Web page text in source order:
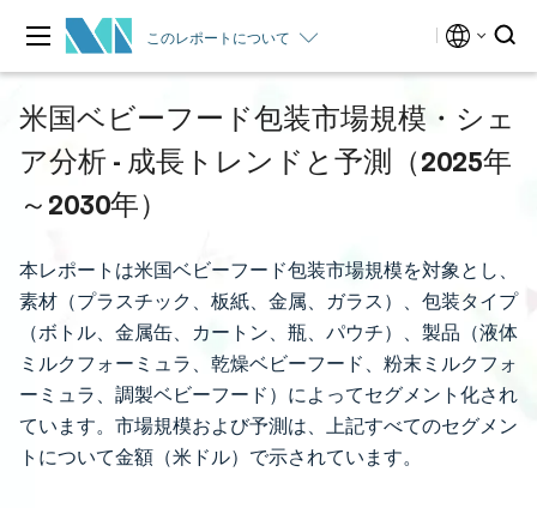
このレポートについて
米国ベビーフード包装市場規模・シェ
ア分析 - 成長トレンドと予測（2025年
～2030年）
本レポートは米国ベビーフード包装市場規模を対象とし、
素材（プラスチック、板紙、金属、ガラス）、包装タイプ
（ボトル、金属缶、カートン、瓶、パウチ）、製品（液体
ミルクフォーミュラ、乾燥ベビーフード、粉末ミルクフォ
ーミュラ、調製ベビーフード）によってセグメント化され
ています。市場規模および予測は、上記すべてのセグメン
トについて金額（米ドル）で示されています。